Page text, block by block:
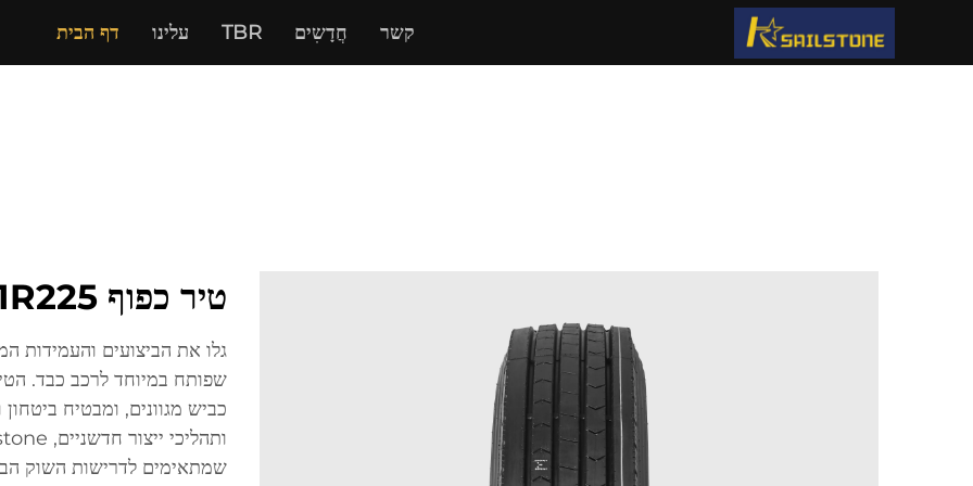
דף הבית עלינו TBR חֲדָשִים קשר
טיר כפוף 11R225 לנהיגה בכל תנאי כביש
שפותח במיוחד לרכב כבד.
כביש מגוונים, ומבטיח
שמתאימים לדרישות השוק